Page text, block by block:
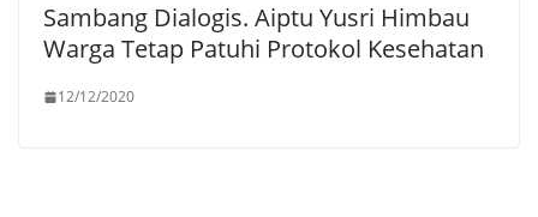
Sambang Dialogis. Aiptu Yusri Himbau
Warga Tetap Patuhi Protokol Kesehatan
12/12/2020